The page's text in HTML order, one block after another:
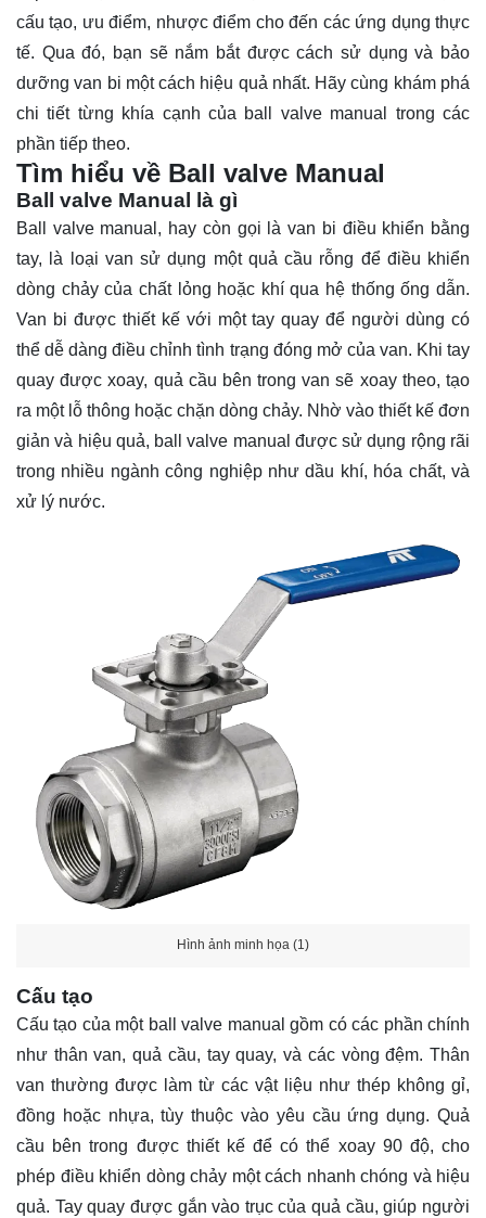
cấu tạo, ưu điểm, nhược điểm cho đến các ứng dụng thực
tế. Qua đó, bạn sẽ nắm bắt được cách sử dụng và bảo
dưỡng van bi một cách hiệu quả nhất. Hãy cùng khám phá
chi tiết từng khía cạnh của ball valve manual trong các
phần tiếp theo.
Tìm hiểu về Ball valve Manual
Ball valve Manual là gì
Ball valve manual, hay còn gọi là van bi điều khiển bằng
tay, là loại van sử dụng một quả cầu rỗng để điều khiển
dòng chảy của chất lỏng hoặc khí qua hệ thống ống dẫn.
Van bi được thiết kế với một tay quay để người dùng có
thể dễ dàng điều chỉnh tình trạng đóng mở của van. Khi tay
quay được xoay, quả cầu bên trong van sẽ xoay theo, tạo
ra một lỗ thông hoặc chặn dòng chảy. Nhờ vào thiết kế đơn
giản và hiệu quả, ball valve manual được sử dụng rộng rãi
trong nhiều ngành công nghiệp như dầu khí, hóa chất, và
xử lý nước.
Hình ảnh minh họa (1)
Cấu tạo
Cấu tạo của một ball valve manual gồm có các phần chính
như thân van, quả cầu, tay quay, và các vòng đệm. Thân
van thường được làm từ các vật liệu như thép không gỉ,
đồng hoặc nhựa, tùy thuộc vào yêu cầu ứng dụng. Quả
cầu bên trong được thiết kế để có thể xoay 90 độ, cho
phép điều khiển dòng chảy một cách nhanh chóng và hiệu
quả. Tay quay được gắn vào trục của quả cầu, giúp người